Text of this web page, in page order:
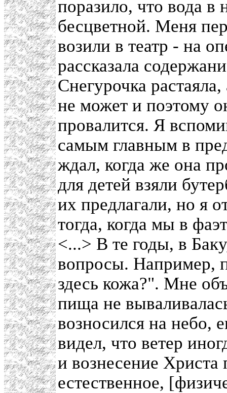
поразило, что вода в
бесцветной. Меня
возили в театр - на
рассказала
Снегурочка
не может и поэтому
провалится. Я
самым главным в
ждал, когда же она
для детей взяли
их предлагали, но я
тогда, когда мы в
<...> В те годы, в
вопросы. Например,
здесь кожа?". Мне
пища не
возносился на небо,
видел, что ветер
и вознесение Христа
естественное,